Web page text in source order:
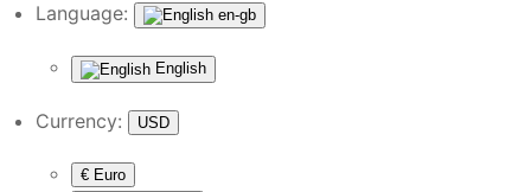
Language: en-gb
English
Currency: USD
€ Euro